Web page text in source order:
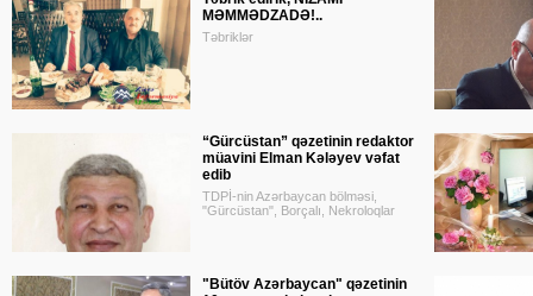
MƏMMƏDZADƏ!..
Təbriklər
“Gürcüstan” qəzetinin redaktor
müavini Elman Kələyev vəfat
edib
TDPİ-nin Azərbaycan bölməsi,
"Gürcüstan", Borçalı, Nekroloqlar
"Bütöv Azərbaycan" qəzetinin